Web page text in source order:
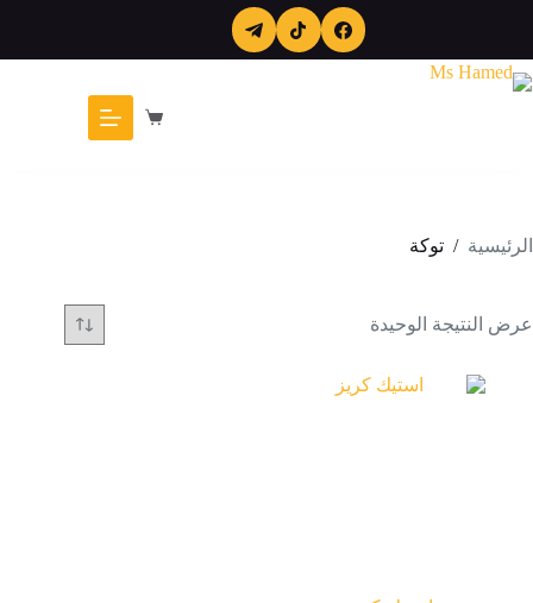
عربة
التسوق
الرئيسية / توكة
عرض النتيجة الوحيدة